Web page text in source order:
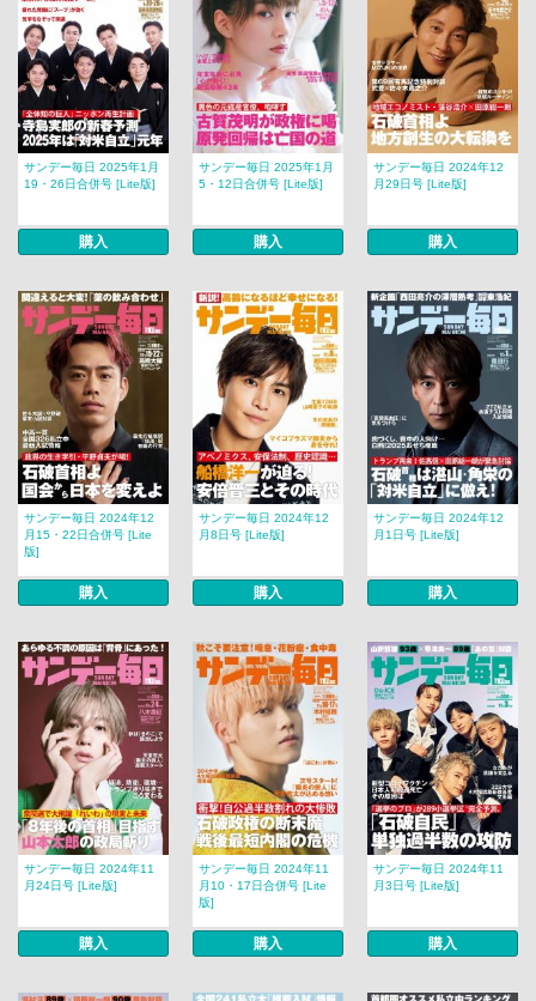
サンデー毎日 2025年1月
19・26日合併号 [Lite版]
購入
サンデー毎日 2025年1月
5・12日合併号 [Lite版]
購入
サンデー毎日 2024年12
月29日号 [Lite版]
購入
サンデー毎日 2024年12
月15・22日合併号 [Lite
版]
購入
サンデー毎日 2024年12
月8日号 [Lite版]
購入
サンデー毎日 2024年12
月1日号 [Lite版]
購入
サンデー毎日 2024年11
月24日号 [Lite版]
購入
サンデー毎日 2024年11
月10・17日合併号 [Lite
版]
購入
サンデー毎日 2024年11
月3日号 [Lite版]
購入